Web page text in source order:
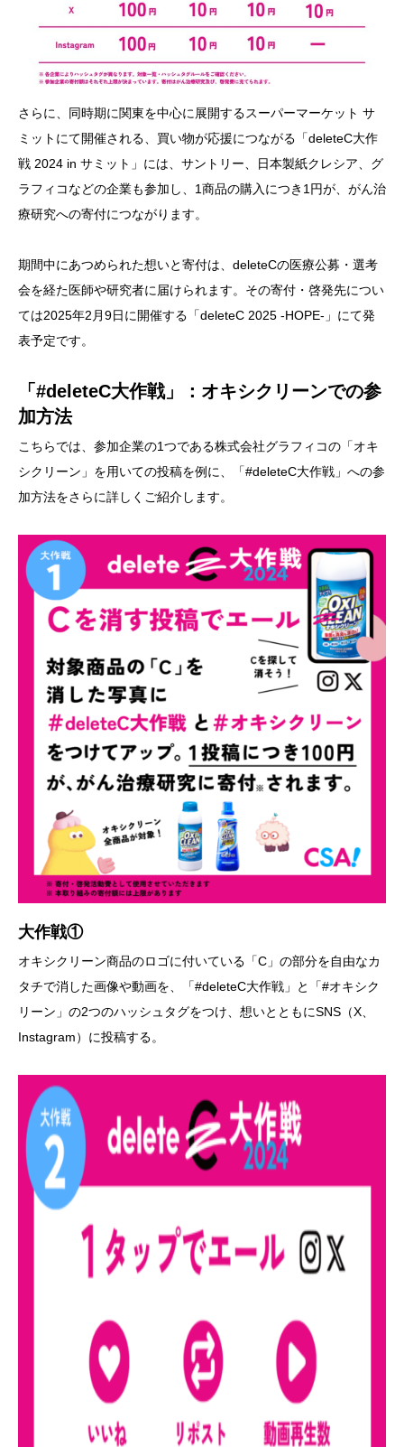
さらに、同時期に関東を中心に展開するスーパーマーケット サ
ミットにて開催される、買い物が応援につながる「deleteC大作
戦 2024 in サミット」には、サントリー、日本製紙クレシア、グ
ラフィコなどの企業も参加し、1商品の購入につき1円が、がん治
療研究への寄付につながります。
期間中にあつめられた想いと寄付は、deleteCの医療公募・選考
会を経た医師や研究者に届けられます。その寄付・啓発先につい
ては2025年2月9日に開催する「deleteC 2025 -HOPE-」にて発
表予定です。
「#deleteC大作戦」：オキシクリーンでの参
加方法
こちらでは、参加企業の1つである株式会社グラフィコの「オキ
シクリーン」を用いての投稿を例に、「#deleteC大作戦」への参
加方法をさらに詳しくご紹介します。
大作戦①
オキシクリーン商品のロゴに付いている「C」の部分を自由なカ
タチで消した画像や動画を、「#deleteC大作戦」と「#オキシク
リーン」の2つのハッシュタグをつけ、想いとともにSNS（X、
Instagram）に投稿する。